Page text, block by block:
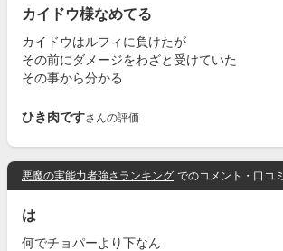
カイドウ様なめてる
カイドウはルフィに負けたが
その前にダメージをわざと受けていた
その事から分かる
ひき肉ですさんの評価
悪魔の実能力者強さランキング でのコメント・口コミ
は
何でチョパーより下なん